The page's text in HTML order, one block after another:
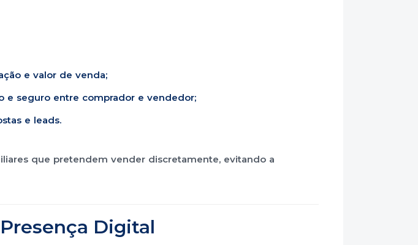
e valor de venda;
e seguro entre comprador e vendedor;
e leads.
que pretendem vender discretamente, evitando a
Digital